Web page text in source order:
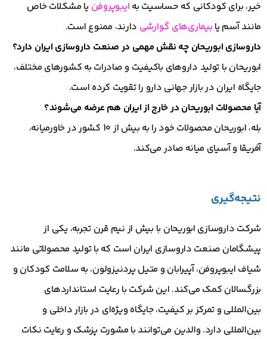
خیر، برای کودکانی که حساسیت به ایبوپروفن یا مشکلات خاص
مانند آسم یا بیماری‌های گوارشی دارند، ممنوع است.
داروسازی ابوریحان چه نقش مهمی در صنعت داروسازی ایران دارد؟
ابوریحان با تولید داروهای باکیفیت و صادرات به کشورهای مختلف،
جایگاه ایران در بازار جهانی دارو را تقویت کرده است.
آیا محصولات ابوریحان در خارج از ایران هم عرضه می‌شوند؟
بله، ابوریحان محصولات خود را به بیش از 10 کشور در خاورمیانه،
آفریقا و آسیای میانه صادر می‌کند.
نتیجه‌گیری
شرکت داروسازی ابوریحان با بیش از نیم قرن تجربه، یکی از
پیشگامان صنعت داروسازی ایران است که با تولید محصولاتی مانند
شیاف ایبوپروفن، آپیرابان و متیل پردنیزولون، به سلامت کودکان و
بزرگسالان کمک می‌کند. این شرکت با رعایت استانداردهای
بین‌المللی و تمرکز بر کیفیت، جایگاه ویژه‌ای در بازار داخلی و
بین‌المللی دارد. والدین می‌توانند با مشورت پزشک و رعایت نکات